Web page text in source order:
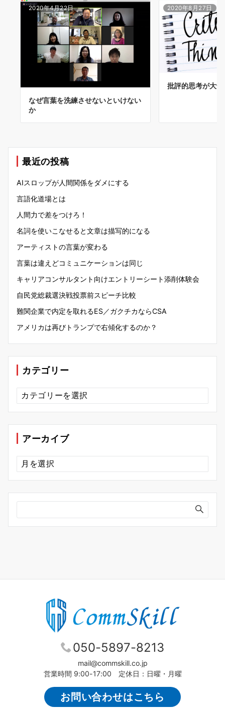
2020年4月22日
なぜ言葉を洗練させないといけない
か
2020年8月27日
批評的思考が大
最近の投稿
AIスロップが人間関係をダメにする
言語化道場とは
人間力で差をつけろ！
名詞を使いこなせると文章は描写的になる
アーティストの言葉が変わる
言葉は違えどコミュニケーションは同じ
キャリアコンサルタント向けエントリーシート添削体験会
自民党総裁選決戦投票前スピーチ比較
難関企業で内定を取れるES／ガクチカならCSA
アメリカは再びトランプで右傾化するのか？
カテゴリー
カ
テ
ゴ
ー
アーカイブ
ア
ー
カ
ブ
050-5897-8213
mail@commskill.co.jp
営業時間 9:00-17:00 定休日：日曜・月曜
お問い合わせはこちら